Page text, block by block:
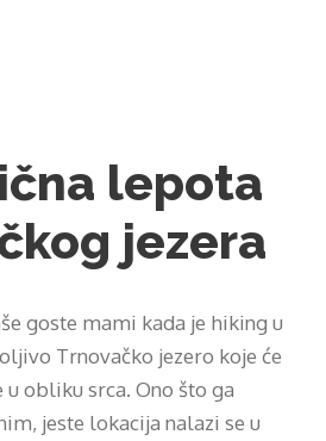
lepota
jezera
goste mami kada je hiking u
Trnovačko jezero koje će
obliku srca. Ono što ga
jeste lokacija nalazi se u